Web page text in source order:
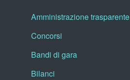
Amministrazione trasparente
Concorsi
Bandi di gara
Bilanci